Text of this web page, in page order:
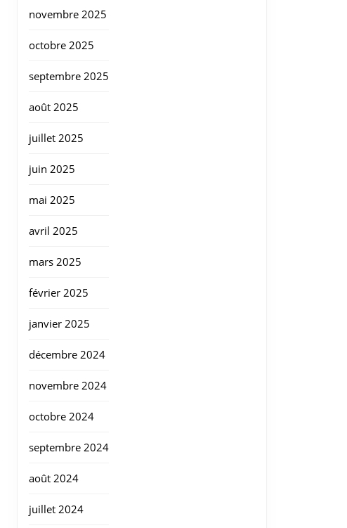
novembre 2025
octobre 2025
septembre 2025
août 2025
juillet 2025
juin 2025
mai 2025
avril 2025
mars 2025
février 2025
janvier 2025
décembre 2024
novembre 2024
octobre 2024
septembre 2024
août 2024
juillet 2024